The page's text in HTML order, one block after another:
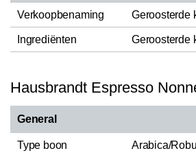
Verkoopbenaming Geroosterde
Ingrediënten Geroosterde
Hausbrandt Espresso
General
Type boon Arabica/